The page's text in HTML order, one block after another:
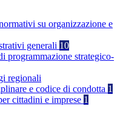
su organizzazione e
generali 10
programmazione strategico-
regionali
e codice di condotta 1
cittadini e imprese 1